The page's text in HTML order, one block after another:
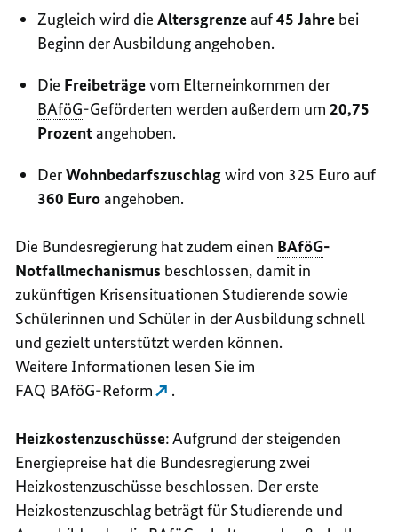
Zugleich wird dieAltersgrenzeauf45 Jahre bei
Beginn der Ausbildung angehoben.
Die Freibeträgevom Elterneinkommen der
BAföG-Geförderten werden außerdem um20,75
Prozentangehoben.
DerWohnbedarfszuschlagwird von 325 Euro auf
360 Euroangehoben.
Die Bundesregierung hat zudem einen BAföG-
Notfallmechanismus beschlossen, damit in
zukünftigen Krisensituationen Studierende sowie
Schülerinnen und Schüler in der Ausbildung schnell
und gezielt unterstützt werden können.
Weitere Informationen lesen Sie im
FAQ BAföG-Reform .
Heizkostenzuschüsse: Aufgrund der steigenden
Energiepreise hat die Bundesregierung zwei
Heizkostenzuschüsse beschlossen. Der erste
Heizkostenzuschlag beträgt für Studierende und